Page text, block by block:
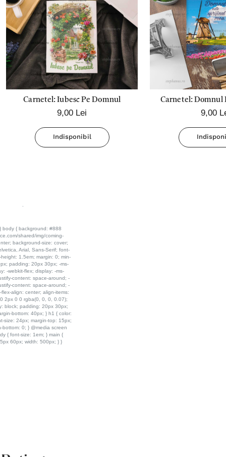
Carnetel: Iubesc Pe Domnul
9,00 Lei
Indisponibil
Carnetel: Domnul
Meu
9,00
.